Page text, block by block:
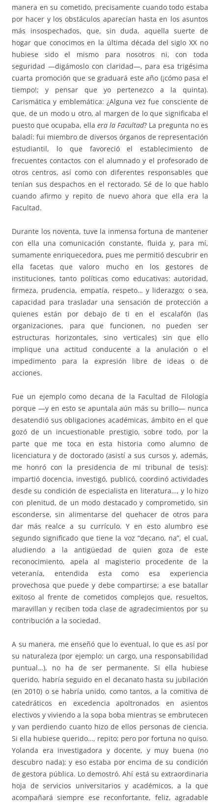
manera en su cometido, precisamente cuando todo estaba
por hacer y los obstáculos aparecían hasta en los asuntos
más insospechados, que, sin duda, aquella suerte de
hogar que conocimos en la última década del siglo XX no
hubiese sido el mismo para nosotros ni, con toda
seguridad —digámoslo con claridad—, para esa trigésima
cuarta promoción que se graduará este año (¡cómo pasa el
tiempo!; y pensar que yo pertenezco a la quinta).
Carismática y emblemática: ¿Alguna vez fue consciente de
que, de un modo u otro, al margen de lo que significaba el
puesto que ocupaba, ella era la Facultad? La pregunta no es
baladí: fui miembro de diversos órganos de representación
estudiantil, lo que favoreció el establecimiento de
frecuentes contactos con el alumnado y el profesorado de
otros centros, así como con diferentes responsables que
tenían sus despachos en el rectorado. Sé de lo que hablo
cuando afirmo y repito de nuevo ahora que ella era la
Facultad.
Durante los noventa, tuve la inmensa fortuna de mantener
con ella una comunicación constante, fluida y, para mí,
sumamente enriquecedora, pues me permitió descubrir en
ella facetas que valoro mucho en los gestores de
instituciones, tanto políticas como educativas: autoridad,
firmeza, prudencia, empatía, respeto… y liderazgo; o sea,
capacidad para trasladar una sensación de protección a
quienes están por debajo de ti en el escalafón (las
organizaciones, para que funcionen, no pueden ser
estructuras horizontales, sino verticales) sin que ello
implique una actitud conducente a la anulación o el
impedimento para la expresión libre de ideas o de
acciones.
Fue un ejemplo como decana de la Facultad de Filología
porque —y en esto se apuntala aún más su brillo— nunca
desatendió sus obligaciones académicas, ámbito en el que
gozó de un incuestionable prestigio, sobre todo, por la
parte que me toca en esta historia como alumno de
licenciatura y de doctorado (asistí a sus cursos y, además,
me honró con la presidencia de mi tribunal de tesis):
impartió docencia, investigó, publicó, coordinó actividades
desde su condición de especialista en literatura…, y lo hizo
con plenitud, de un modo destacado y comprometido, sin
esconderse, sin alimentarse del quehacer de otros para
dar más realce a su currículo. Y en esto alumbro ese
segundo significado que tiene la voz “decano, na”, el cual,
aludiendo a la antigüedad de quien goza de este
reconocimiento, apela al magisterio procedente de la
veteranía, entendida esta como esa experiencia
provechosa que puede y debe compartirse; a ese batallar
exitoso al frente de cometidos complejos que, resueltos,
maravillan y reciben toda clase de agradecimientos por su
contribución a la sociedad.
A su manera, me enseñó que lo eventual, lo que es así por
su naturaleza (por ejemplo: un cargo, una responsabilidad
puntual…), no ha de ser permanente. Si ella hubiese
querido, habría seguido en el decanato hasta su jubilación
(en 2010) o se habría unido, como tantos, a la comitiva de
catedráticos en excedencia apoltronados en asientos
electivos y viviendo a la sopa boba mientras se embrutecen
y van perdiendo cuanto hizo de ellos personas de ciencia.
Si ella hubiese querido…, repito; pero por fortuna no quiso.
Yolanda era investigadora y docente, y muy buena (no
descubro nada); y eso estaba por encima de su condición
de gestora pública. Lo demostró. Ahí está su extraordinaria
hoja de servicios universitarios y académicos, a la que
acompañará siempre ese reconfortante, feliz, agradable